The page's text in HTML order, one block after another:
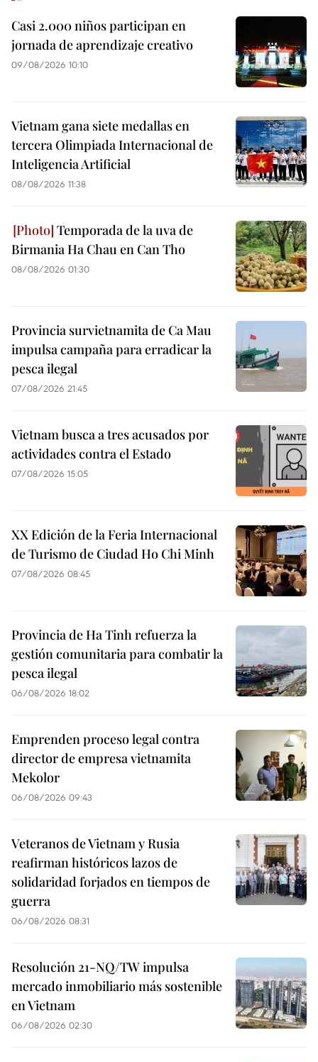
Casi 2.000 niños participan en
jornada de aprendizaje creativo
09/08/2026 10:10
Vietnam gana siete medallas en
tercera Olimpiada Internacional de
Inteligencia Artificial
08/08/2026 11:38
Temporada de la uva de
Birmania Ha Chau en Can Tho
08/08/2026 01:30
Provincia survietnamita de Ca Mau
impulsa campaña para erradicar la
pesca ilegal
07/08/2026 21:45
Vietnam busca a tres acusados por
actividades contra el Estado
07/08/2026 15:05
XX Edición de la Feria Internacional
de Turismo de Ciudad Ho Chi Minh
07/08/2026 08:45
Provincia de Ha Tinh refuerza la
gestión comunitaria para combatir la
pesca ilegal
06/08/2026 18:02
Emprenden proceso legal contra
director de empresa vietnamita
Mekolor
06/08/2026 09:43
Veteranos de Vietnam y Rusia
reafirman históricos lazos de
solidaridad forjados en tiempos de
guerra
06/08/2026 08:31
Resolución 21-NQ/TW impulsa
mercado inmobiliario más sostenible
en Vietnam
06/08/2026 02:30